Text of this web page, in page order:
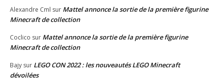
Alexandre Cml sur Mattel annonce la sortie de la première figurine
Minecraft de collection
Coclico sur Mattel annonce la sortie de la première figurine
Minecraft de collection
Bajy sur LEGO CON 2022 : les nouveautés LEGO Minecraft
dévoilées